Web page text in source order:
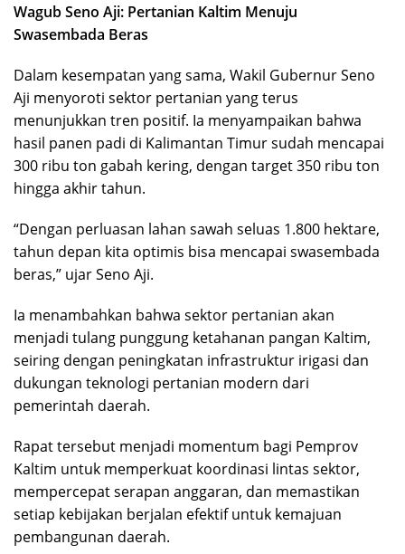
Wagub Seno Aji: Pertanian Kaltim Menuju
Swasembada Beras
Dalam kesempatan yang sama, Wakil Gubernur Seno
Aji menyoroti sektor pertanian yang terus
menunjukkan tren positif. Ia menyampaikan bahwa
hasil panen padi di Kalimantan Timur sudah mencapai
300 ribu ton gabah kering, dengan target 350 ribu ton
hingga akhir tahun.
“Dengan perluasan lahan sawah seluas 1.800 hektare,
tahun depan kita optimis bisa mencapai swasembada
beras,” ujar Seno Aji.
Ia menambahkan bahwa sektor pertanian akan
menjadi tulang punggung ketahanan pangan Kaltim,
seiring dengan peningkatan infrastruktur irigasi dan
dukungan teknologi pertanian modern dari
pemerintah daerah.
Rapat tersebut menjadi momentum bagi Pemprov
Kaltim untuk memperkuat koordinasi lintas sektor,
mempercepat serapan anggaran, dan memastikan
setiap kebijakan berjalan efektif untuk kemajuan
pembangunan daerah.